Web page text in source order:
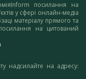
посилання на
у сфері онлайн-медіа
матеріалу прямого та
на цитований
надсилайте на адресу: